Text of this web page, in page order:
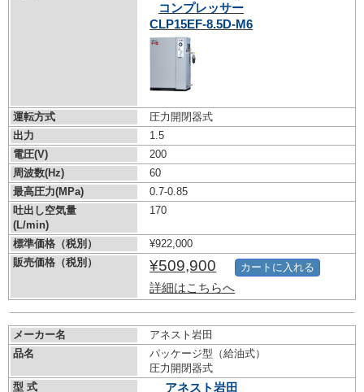
コンプレッサー
CLP15EF-8.5D-M6
運転方式
圧力開閉器式
出力
1.5
電圧(V)
200
周波数(Hz)
60
最高圧力(MPa)
0.7-0.85
吐出し空気量
(L/min)
170
標準価格（税別）
¥922,000
販売価格（税別）
¥509,900
詳細はこちらへ
カートに入れる
メーカー名
アネスト岩田
品名
パッケージ型（給油式）
圧力開閉器式
型 式
アネスト岩田